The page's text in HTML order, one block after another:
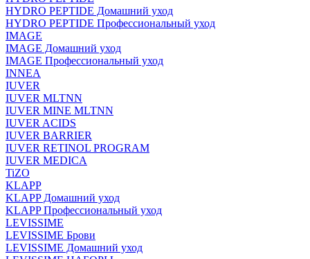
HYDRO PEPTIDE Домашний уход
HYDRO PEPTIDE Профессиональный уход
IMAGE
IMAGE Домашний уход
IMAGE Профессиональный уход
INNEA
IUVER
IUVER MLTNN
IUVER MINE MLTNN
IUVER ACIDS
IUVER BARRIER
IUVER RETINOL PROGRAM
IUVER MEDICA
TiZO
KLAPP
KLAPP Домашний уход
KLAPP Профессиональный уход
LEVISSIME
LEVISSIME Брови
LEVISSIME Домашний уход